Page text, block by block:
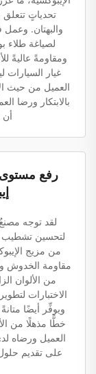
تحدياتٍ تتعلق
والبهتان.
لصياغة طلاء
ومقاومةً عاليةً
غيار
العميل من حيث
بالابتكار ورضا
أن
رفع مستوى
لقد توجه
لتحسين تشطيب
من مزيج
مقاومة الخدوش
من الألوان
الاختبارات
ويوفِّر أيضًا
خطًّا مذهلًا من
العميل ورضاه
على تقديم حلول